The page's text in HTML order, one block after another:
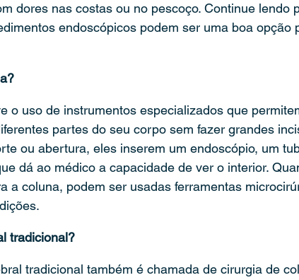
dores nas costas ou no pescoço. Continue lendo
endoscópicos podem ser uma boa opção
o uso de instrumentos especializados que
partes do seu corpo sem fazer grandes
ou abertura, eles inserem um endoscópio, um
dá ao médico a capacidade de ver o interior.
a coluna, podem ser usadas ferramentas
tradicional?
tradicional também é chamada de cirurgia de